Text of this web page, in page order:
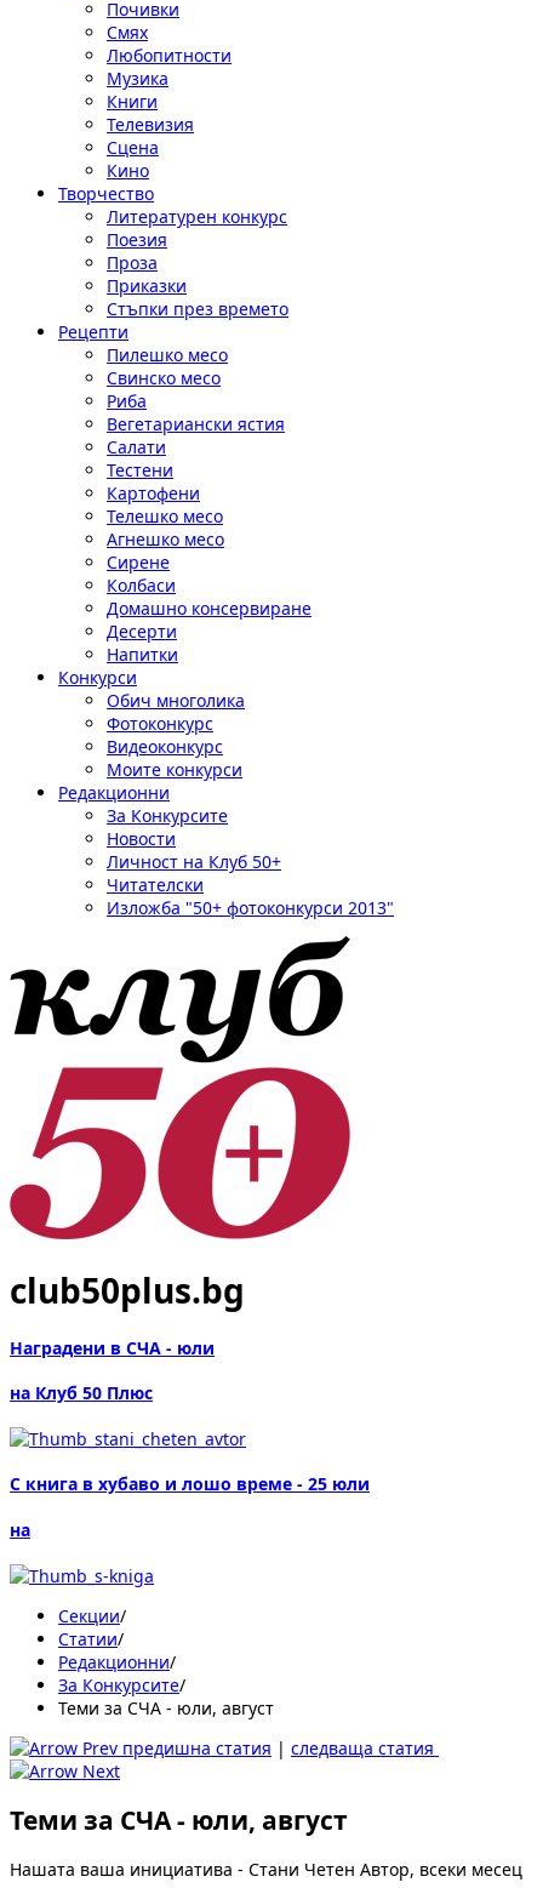
Почивки
Смях
Любопитности
Музика
Книги
Телевизия
Сцена
Кино
Творчество
Литературен конкурс
Поезия
Проза
Приказки
Стъпки през времето
Рецепти
Пилешко месо
Свинско месо
Риба
Вегетариански ястия
Салати
Тестени
Картофени
Телешко месо
Агнешко месо
Сирене
Колбаси
Домашно консервиране
Десерти
Напитки
Конкурси
Обич многолика
Фотоконкурс
Видеоконкурс
Моите конкурси
Редакционни
За Конкурсите
Новости
Личност на Клуб 50+
Читателски
Изложба "50+ фотоконкурси 2013"
club50plus.bg
Наградени в СЧА - юли
на Клуб 50 Плюс
С книга в хубаво и лошо време - 25 юли
на
Секции/
Статии/
Редакционни/
За Конкурсите/
Теми за СЧА - юли, август
предишна статия | следваща статия
Теми за СЧА - юли, август
Нашата ваша инициатива - Стани Четен Автор, всеки месец